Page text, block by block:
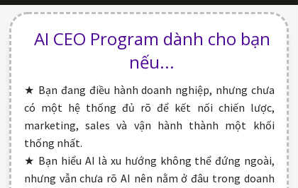
AI CEO Program dành cho bạn
nếu...
★ Bạn đang điều hành doanh nghiệp, nhưng chưa
có một hệ thống đủ rõ để kết nối chiến lược,
marketing, sales và vận hành thành một khối
thống nhất.
★ Bạn hiểu AI là xu hướng không thể đứng ngoài,
nhưng vẫn chưa rõ AI nên nằm ở đâu trong doanh